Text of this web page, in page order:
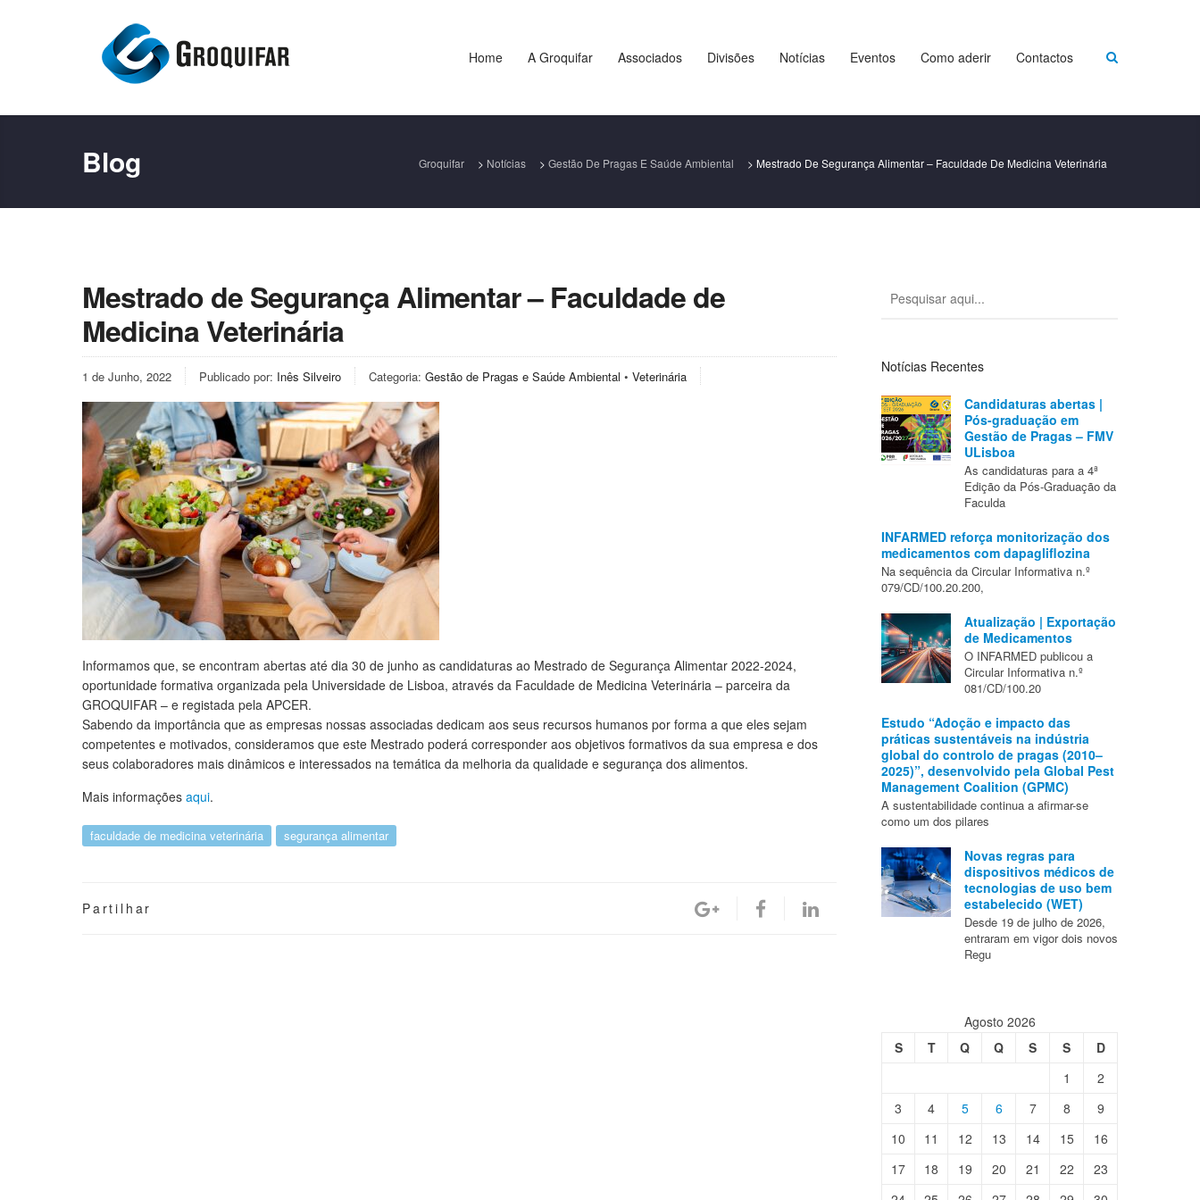
Home A Groquifar Associados Divisões Notícias Eventos Como aderir Contactos
Blog Groquifar > Notícias > Gestão De Pragas E Saúde Ambiental > Mestrado De Segurança Alimentar – Faculdade De Medicina Veterinária
Mestrado de Segurança Alimentar – Faculdade de
Medicina Veterinária
1 de Junho, 2022 Publicado por: Inês Silveiro Categoria: Gestão de Pragas e Saúde Ambiental • Veterinária
Informamos que, se encontram abertas até dia 30 de junho as candidaturas ao Mestrado de Segurança Alimentar 2022-2024,
oportunidade formativa organizada pela Universidade de Lisboa, através da Faculdade de Medicina Veterinária – parceira da
GROQUIFAR – e registada pela APCER.
Sabendo da importância que as empresas nossas associadas dedicam aos seus recursos humanos por forma a que eles sejam
competentes e motivados, consideramos que este Mestrado poderá corresponder aos objetivos formativos da sua empresa e dos
seus colaboradores mais dinâmicos e interessados na temática da melhoria da qualidade e segurança dos alimentos.
Mais informações aqui.
faculdade de medicina veterinária segurança alimentar
Partilhar
Notícias Recentes
Candidaturas abertas |
Pós-graduação em
Gestão de Pragas – FMV
ULisboa
As candidaturas para a 4ª
Edição da Pós-Graduação da
Faculda
INFARMED reforça monitorização dos
medicamentos com dapagliflozina
Na sequência da Circular Informativa n.º
079/CD/100.20.200,
Atualização | Exportação
de Medicamentos
O INFARMED publicou a
Circular Informativa n.º
081/CD/100.20
Estudo “Adoção e impacto das
práticas sustentáveis na indústria
global do controlo de pragas (2010–
2025)”, desenvolvido pela Global Pest
Management Coalition (GPMC)
A sustentabilidade continua a afirmar-se
como um dos pilares
Novas regras para
dispositivos médicos de
tecnologias de uso bem
estabelecido (WET)
Desde 19 de julho de 2026,
entraram em vigor dois novos
Regu
Agosto 2026
S
T Q Q S S
D
1
2
3
4 5 6 7 8
9
10
11 12 13 14 15
16
17
18 19 20 21 22
23